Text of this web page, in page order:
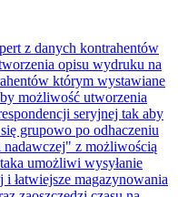
z danych kontrahentów
opisu wydruku na
którym wystawiane
możliwość utworzenia
seryjnej tak aby
grupowo po odhaczeniu
z możliwością
umożliwi wysyłanie
łatwiejsze magazynowania